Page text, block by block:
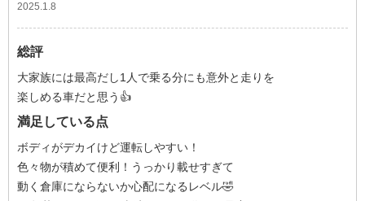
2025.1.8
総評
大家族には最高だし1人で乗る分にも意外と走りを
楽しめる車だと思う👍
満足している点
ボディがデカイけど運転しやすい！
色々物が積めて便利！うっかり載せすぎて
動く倉庫にならないか心配になるレベル🤣